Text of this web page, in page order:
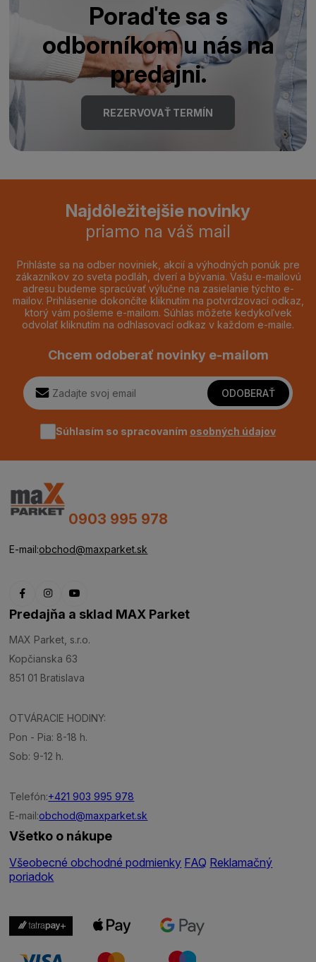
Poraďte sa s
odborníkom u nás na
predajni.
REZERVOVAŤ TERMÍN
Najdôležitejšie novinky
priamo na váš mail
Prihláste sa na odber noviniek, akcií a výhodných ponúk pre
zákazníkov zo sveta podláh, dverí a bývania. Vašu e-mailovú
adresu budeme spracúvať výlučne na zasielanie týchto e-
mailov. Prihlásenie dokončíte kliknutím na potvrdzovací odkaz,
ktorý vám pošleme e-mailom. Súhlas môžete kedykoľvek
odvolať kliknutím na odhlasovací odkaz v každom e-maile.
Chcem odoberať novinky e-mailom
ODOBERAŤ
Súhlasím so spracovaním osobných údajov
0903 995 978
E-mail:obchod@maxparket.sk
Predajňa a sklad MAX Parket
MAX Parket, s.r.o.
Kopčianska 63
851 01 Bratislava
OTVÁRACIE HODINY:
Pon - Pia: 8-18 h.
Sob: 9-12 h.
Telefón:+421 903 995 978
E-mail:obchod@maxparket.sk
Všetko o nákupe
Všeobecné obchodné podmienky FAQ Reklamačný
poriadok